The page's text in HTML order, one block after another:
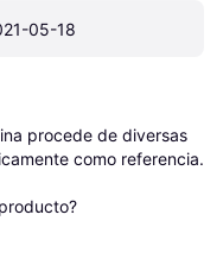
05-18
procede de diversas
como referencia.